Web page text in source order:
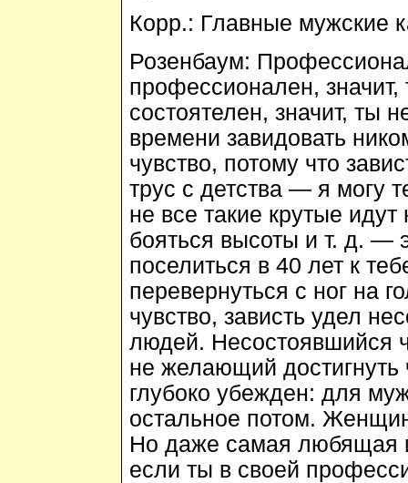
Корр.: Главные мужские
Розенбаум:
профессионален,
состоятелен, значит, ты
времени завидовать
чувство, потому что
трус с детства — я могу
не все такие крутые
бояться высоты и т. д. —
поселиться в 40 лет к
перевернуться с ног на
чувство, зависть удел
людей. Несостоявшийся
не желающий
глубоко убежден: для
остальное потом.
Но даже самая любящая
если ты в своей